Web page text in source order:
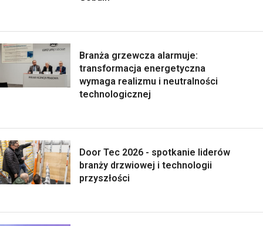
Branża grzewcza alarmuje:
transformacja energetyczna
wymaga realizmu i neutralności
technologicznej
Door Tec 2026 - spotkanie liderów
branży drzwiowej i technologii
przyszłości